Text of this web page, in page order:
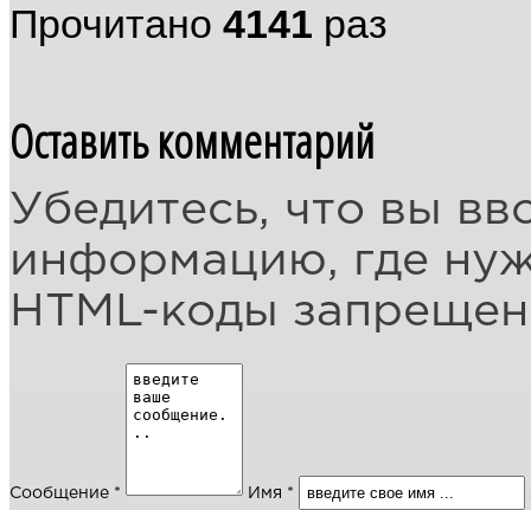
Прочитано 4141 раз
Оставить комментарий
Убедитесь, что вы
информацию, где
HTML-коды
Сообщение * Имя *